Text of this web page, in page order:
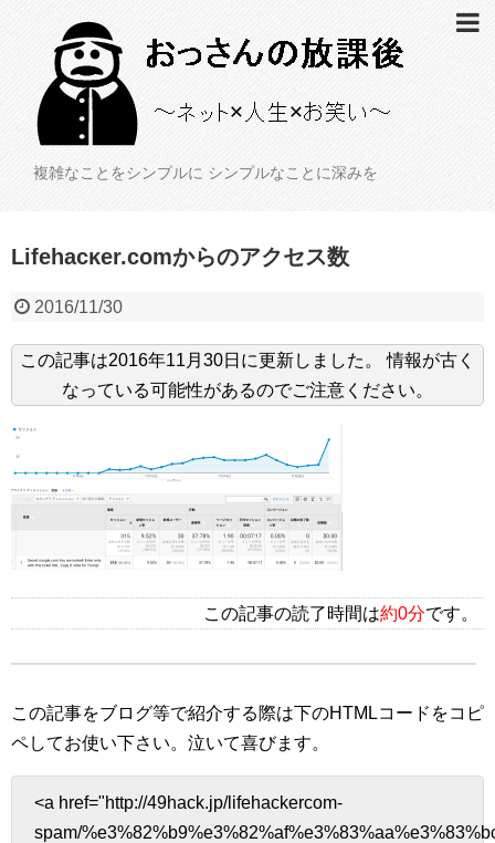
複雑なことをシンプルに シンプルなことに深みを
Lifehacĸer.comからのアクセス数
2016/11/30
この記事は2016年11月30日 に更新しました。
情報が古く
なっている可能性があるのでご注意ください。
この記事の読了時間は約0分です。
この記事をブログ等で紹介する際は下のHTMLコードをコピ
ペしてお使い下さい。 泣いて喜びます。
<a href="http://49hack.jp/lifehackercom-
spam/